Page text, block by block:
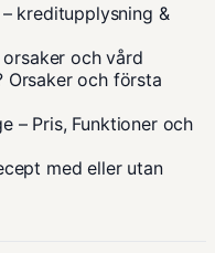
kreditupplysning &
och vård
Orsaker och första
– Pris, Funktioner och
med eller utan